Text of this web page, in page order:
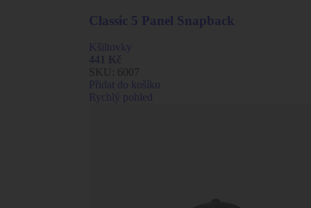
Classic 5 Panel Snapback
Kšiltovky
SKU: 6007
Přidat do košíku
Rychlý pohled